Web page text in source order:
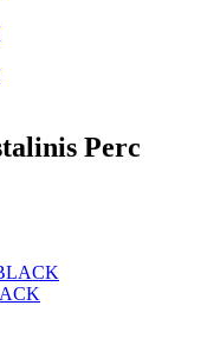
Perc